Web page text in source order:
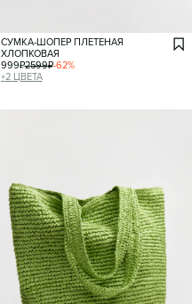
СУМКА-ШОПЕР ПЛЕТЕНАЯ
ХЛОПКОВАЯ
999₽2599₽-62%
+2 ЦВЕТА